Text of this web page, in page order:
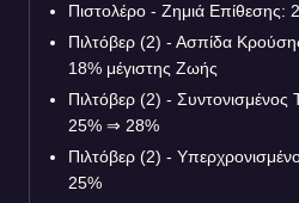
Πιστολέρο - Ζημιά Επίθεσης:
Πιλτόβερ (2) - Ασπίδα
18% μέγιστης Ζωής
Πιλτόβερ (2) -
25% ⇒ 28%
Πιλτόβερ (2) -
25%